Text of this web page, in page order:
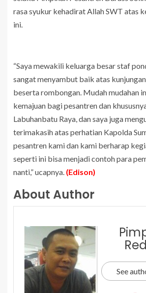
rasa syukur kehadirat Allah SWT atas
ini.
“Saya mewakili keluarga besar staf
sangat menyambut baik atas
beserta rombongan. Mudah mudahan
kemajuan bagi pesantren dan
Labuhanbatu Raya, dan saya juga
terimakasih atas perhatian Kapolda
pesantren kami dan kami berharap
seperti ini bisa menjadi contoh para
nanti,” ucapnya. (Edison)
About Author
See